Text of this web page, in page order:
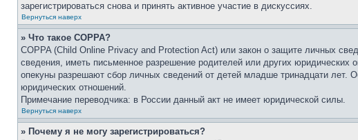
зарегистрироваться снова и принять активное участие в дискуссиях.
Вернуться наверх
» Что такое COPPA?
COPPA (Child Online Privacy and Protection Act) или закон о защите личных
сведения, иметь письменное разрешение родителей или других юридических
опекуны разрешают сбор личных сведений от детей младше тринадцати лет.
юридических отношений.
Примечание переводчика: в России данный акт не имеет юридической силы.
Вернуться наверх
» Почему я не могу зарегистрироваться?